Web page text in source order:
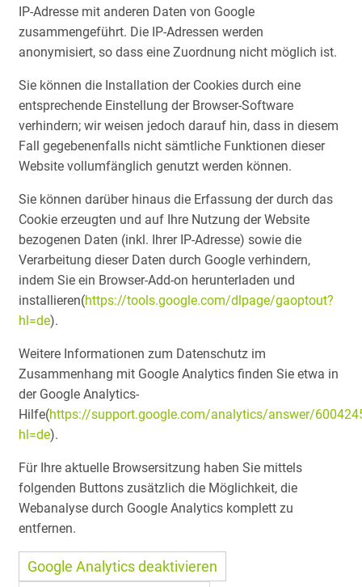
IP-Adresse mit anderen Daten von Google
zusammengeführt. Die IP-Adressen werden
anonymisiert, so dass eine Zuordnung nicht möglich ist.
Sie können die Installation der Cookies durch eine
entsprechende Einstellung der Browser-Software
verhindern; wir weisen jedoch darauf hin, dass in diesem
Fall gegebenenfalls nicht sämtliche Funktionen dieser
Website vollumfänglich genutzt werden können.
Sie können darüber hinaus die Erfassung der durch das
Cookie erzeugten und auf Ihre Nutzung der Website
bezogenen Daten (inkl. Ihrer IP-Adresse) sowie die
Verarbeitung dieser Daten durch Google verhindern,
indem Sie ein Browser-Add-on herunterladen und
installieren(https://tools.google.com/dlpage/gaoptout?
hl=de).
Weitere Informationen zum Datenschutz im
Zusammenhang mit Google Analytics finden Sie etwa in
der Google Analytics-
Hilfe(https://support.google.com/analytics/answer/
hl=de).
Für Ihre aktuelle Browsersitzung haben Sie mittels
folgenden Buttons zusätzlich die Möglichkeit, die
Webanalyse durch Google Analytics komplett zu
entfernen.
Google Analytics deaktivieren